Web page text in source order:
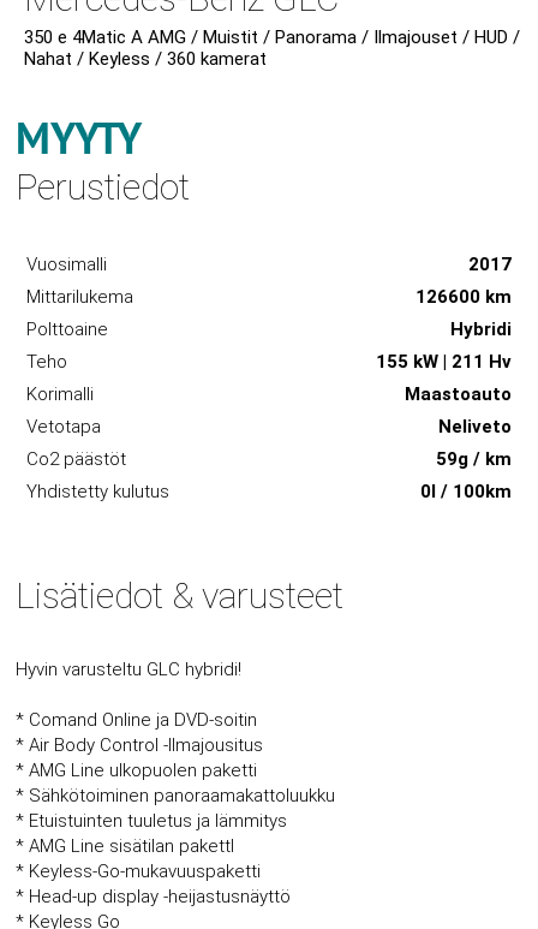
350 e 4Matic A AMG / Muistit / Panorama / Ilmajouset / HUD /
Nahat / Keyless / 360 kamerat
MYYTY
Perustiedot
Vuosimalli
2017
Mittarilukema
126600 km
Polttoaine
Hybridi
Teho
155 kW | 211 Hv
Korimalli
Maastoauto
Vetotapa
Neliveto
Co2 päästöt
59g / km
Yhdistetty kulutus
0l / 100km
Lisätiedot & varusteet
Hyvin varusteltu GLC hybridi!
* Comand Online ja DVD-soitin
* Air Body Control -Ilmajousitus
* AMG Line ulkopuolen paketti
* Sähkötoiminen panoraamakattoluukku
* Etuistuinten tuuletus ja lämmitys
* AMG Line sisätilan pakettI
* Keyless-Go-mukavuuspaketti
* Head-up display -heijastusnäyttö
* Keyless Go